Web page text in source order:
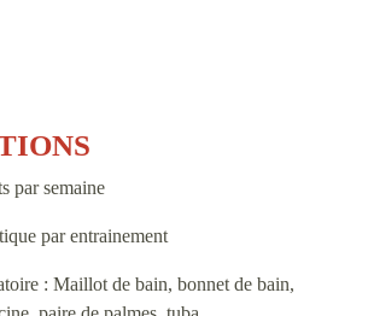
par semaine
par entrainement
: Maillot de bain, bonnet de bain,